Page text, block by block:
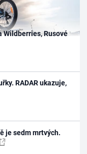
Wildberries, Rusové
RADAR ukazuje,
je sedm mrtvých.